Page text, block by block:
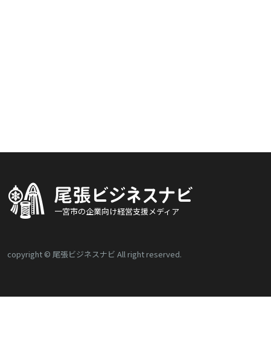
一宮市の企業向け経営支援メディア
copyright © 尾張ビジネスナビ All right reserved.